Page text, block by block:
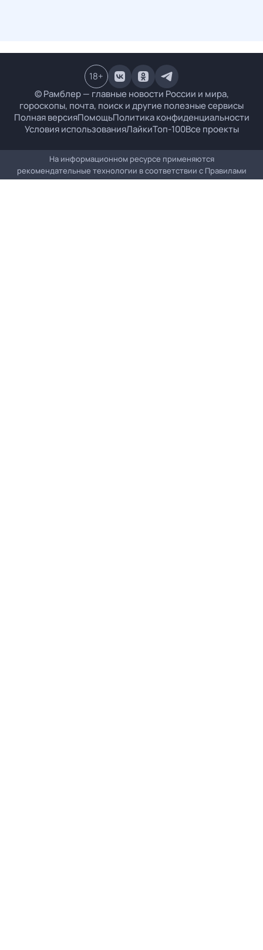
© Рамблер — главные новости России и мира,
гороскопы, почта, поиск и другие полезные сервисы
Полная версияПомощьПолитика конфиденциальности
Условия использованияЛайкиТоп-100Все проекты
18+
На информационном ресурсе применяются
рекомендательные технологии в соответствии с Правилами